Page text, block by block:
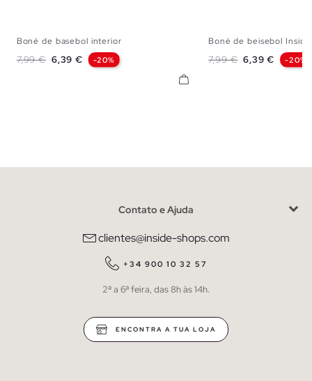
Boné de basebol interior
Preço normal
7,99 € Preço
6,39 € -20%
Boné de beisebol
Preço normal
7,99 € Preço
6,39 € -20%
Contato e Ajuda
clientes@inside-shops.com
+34 900 10 32 57
2ª a 6ª feira, das 8h às 14h.
ENCONTRA A TUA LOJA